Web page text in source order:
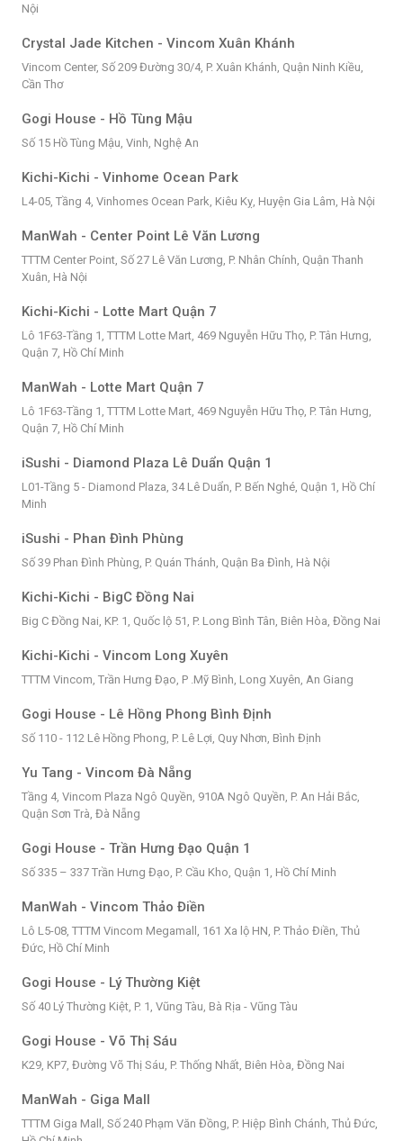
Nội
Crystal Jade Kitchen - Vincom Xuân Khánh
Vincom Center, Số 209 Đường 30/4, P. Xuân Khánh, Quận Ninh Kiều,
Cần Thơ
Gogi House - Hồ Tùng Mậu
Số 15 Hồ Tùng Mậu, Vinh, Nghệ An
Kichi-Kichi - Vinhome Ocean Park
L4-05, Tầng 4, Vinhomes Ocean Park, Kiêu Kỵ, Huyện Gia Lâm, Hà Nội
ManWah - Center Point Lê Văn Lương
TTTM Center Point, Số 27 Lê Văn Lương, P. Nhân Chính, Quận Thanh
Xuân, Hà Nội
Kichi-Kichi - Lotte Mart Quận 7
Lô 1F63-Tầng 1, TTTM Lotte Mart, 469 Nguyễn Hữu Thọ, P. Tân Hưng,
Quận 7, Hồ Chí Minh
ManWah - Lotte Mart Quận 7
Lô 1F63-Tầng 1, TTTM Lotte Mart, 469 Nguyễn Hữu Thọ, P. Tân Hưng,
Quận 7, Hồ Chí Minh
iSushi - Diamond Plaza Lê Duẩn Quận 1
L01-Tầng 5 - Diamond Plaza, 34 Lê Duẩn, P. Bến Nghé, Quận 1, Hồ Chí
Minh
iSushi - Phan Đình Phùng
Số 39 Phan Đình Phùng, P. Quán Thánh, Quận Ba Đình, Hà Nội
Kichi-Kichi - BigC Đồng Nai
Big C Đồng Nai, KP. 1, Quốc lộ 51, P. Long Bình Tân, Biên Hòa, Đồng Nai
Kichi-Kichi - Vincom Long Xuyên
TTTM Vincom, Trần Hưng Đạo, P .Mỹ Bình, Long Xuyên, An Giang
Gogi House - Lê Hồng Phong Bình Định
Số 110 - 112 Lê Hồng Phong, P. Lê Lợi, Quy Nhơn, Bình Định
Yu Tang - Vincom Đà Nẵng
Tầng 4, Vincom Plaza Ngô Quyền, 910A Ngô Quyền, P. An Hải Bắc,
Quận Sơn Trà, Đà Nẵng
Gogi House - Trần Hưng Đạo Quận 1
Số 335 – 337 Trần Hưng Đạo, P. Cầu Kho, Quận 1, Hồ Chí Minh
ManWah - Vincom Thảo Điền
Lô L5-08, TTTM Vincom Megamall, 161 Xa lộ HN, P. Thảo Điền, Thủ
Đức, Hồ Chí Minh
Gogi House - Lý Thường Kiệt
Số 40 Lý Thường Kiệt, P. 1, Vũng Tàu, Bà Rịa - Vũng Tàu
Gogi House - Võ Thị Sáu
K29, KP7, Đường Võ Thị Sáu, P. Thống Nhất, Biên Hòa, Đồng Nai
ManWah - Giga Mall
TTTM Giga Mall, Số 240 Phạm Văn Đồng, P. Hiệp Bình Chánh, Thủ Đức,